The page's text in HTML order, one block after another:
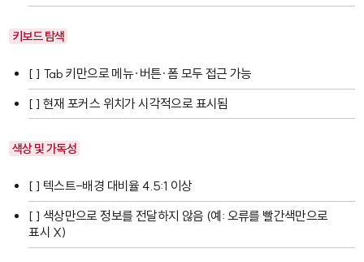
키보드 탐색
[ ] Tab 키만으로 메뉴·버튼·폼 모두 접근 가능
[ ] 현재 포커스 위치가 시각적으로 표시됨
색상 및 가독성
[ ] 텍스트-배경 대비율 4.5:1 이상
[ ] 색상만으로 정보를 전달하지 않음 (예: 오류를 빨간색만으로
표시 X)